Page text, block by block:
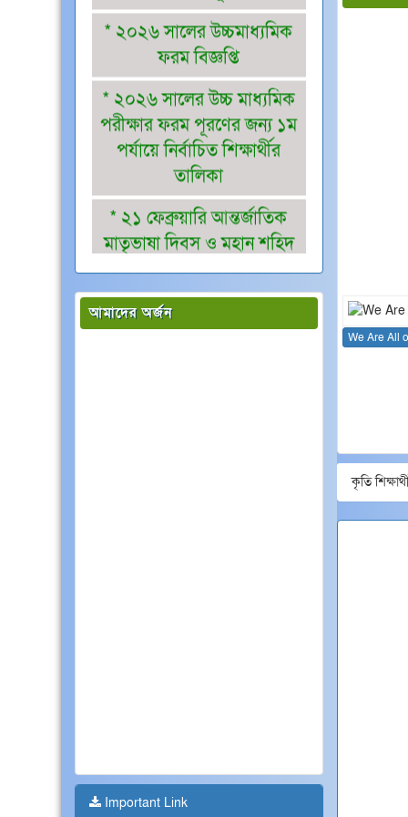
* ২০২৬ সালের উচ্চ মাধ্যমিক
পরীক্ষার ফরম পূরণের জন্য ১ম
পর্যায়ে নির্বাচিত শিক্ষার্থীর
তালিকা
* ২১ ফেব্রুয়ারি আন্তর্জাতিক
মাতৃভাষা দিবস ও মহান শহিদ
দিবস উদযাপনের বিজ্ঞপ্তি
* পবিত্র রমজান, দোলযাত্রা,
শব-ই-কদর, জুমাতুল বিদা,
ঈদ-উল-ফিতর ও গ্রীস্মকালীন
অবকাশে কলেজ বন্ধ
পরীক্ষার সময়সূচি
আমাদের অর্জন
Important Link
কৃতি শিক্ষার্থী